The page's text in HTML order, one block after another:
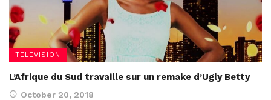
TELEVISION
L’Afrique du Sud travaille sur un remake d’Ugly Betty
October 20, 2018